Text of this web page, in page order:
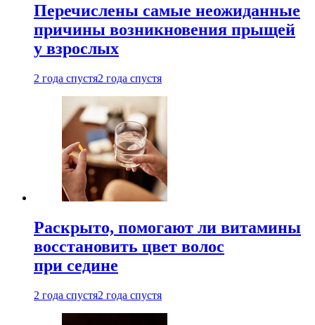
Перечислены самые неожиданные
причины возникновения прыщей
у взрослых
2 года спустя2 года спустя
Раскрыто, помогают ли витамины
восстановить цвет волос
при седине
2 года спустя2 года спустя